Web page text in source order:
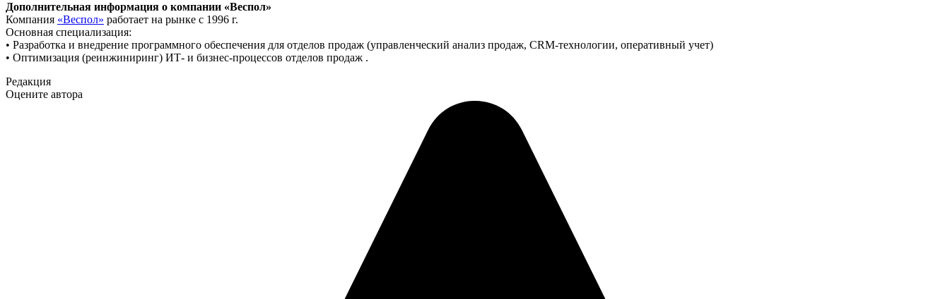
Дополнительная информация о компании «Веспол»
Компания «Веспол» работает на рынке с 1996 г.
Основная специализация:
• Разработка и внедрение программного обеспечения для отделов продаж (управленческий анализ продаж, CRM-технологии, оперативный учет)
• Оптимизация (реинжиниринг) ИТ- и бизнес-процессов отделов продаж .
Редакция
Оцените автора